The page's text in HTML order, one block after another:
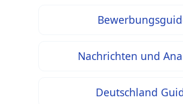
Nachrichten und
Deutschland